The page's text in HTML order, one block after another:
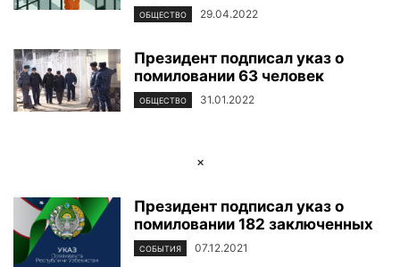
ОБЩЕСТВО 29.04.2022
Президент подписал указ о
помиловании 63 человек
ОБЩЕСТВО 31.01.2022
×
Президент подписал указ о
помиловании 182 заключенных
СОБЫТИЯ 07.12.2021